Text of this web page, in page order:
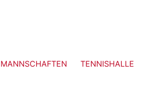
MANNSCHAFTEN TENNISHALLE